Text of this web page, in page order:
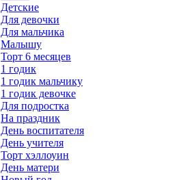
Детские
Для девочки
Для мальчика
Малышу
Торт 6 месяцев
1 годик
1 годик мальчику
1 годик девочке
Для подростка
На праздник
День воспитателя
День учителя
Торт хэллоуин
День матери